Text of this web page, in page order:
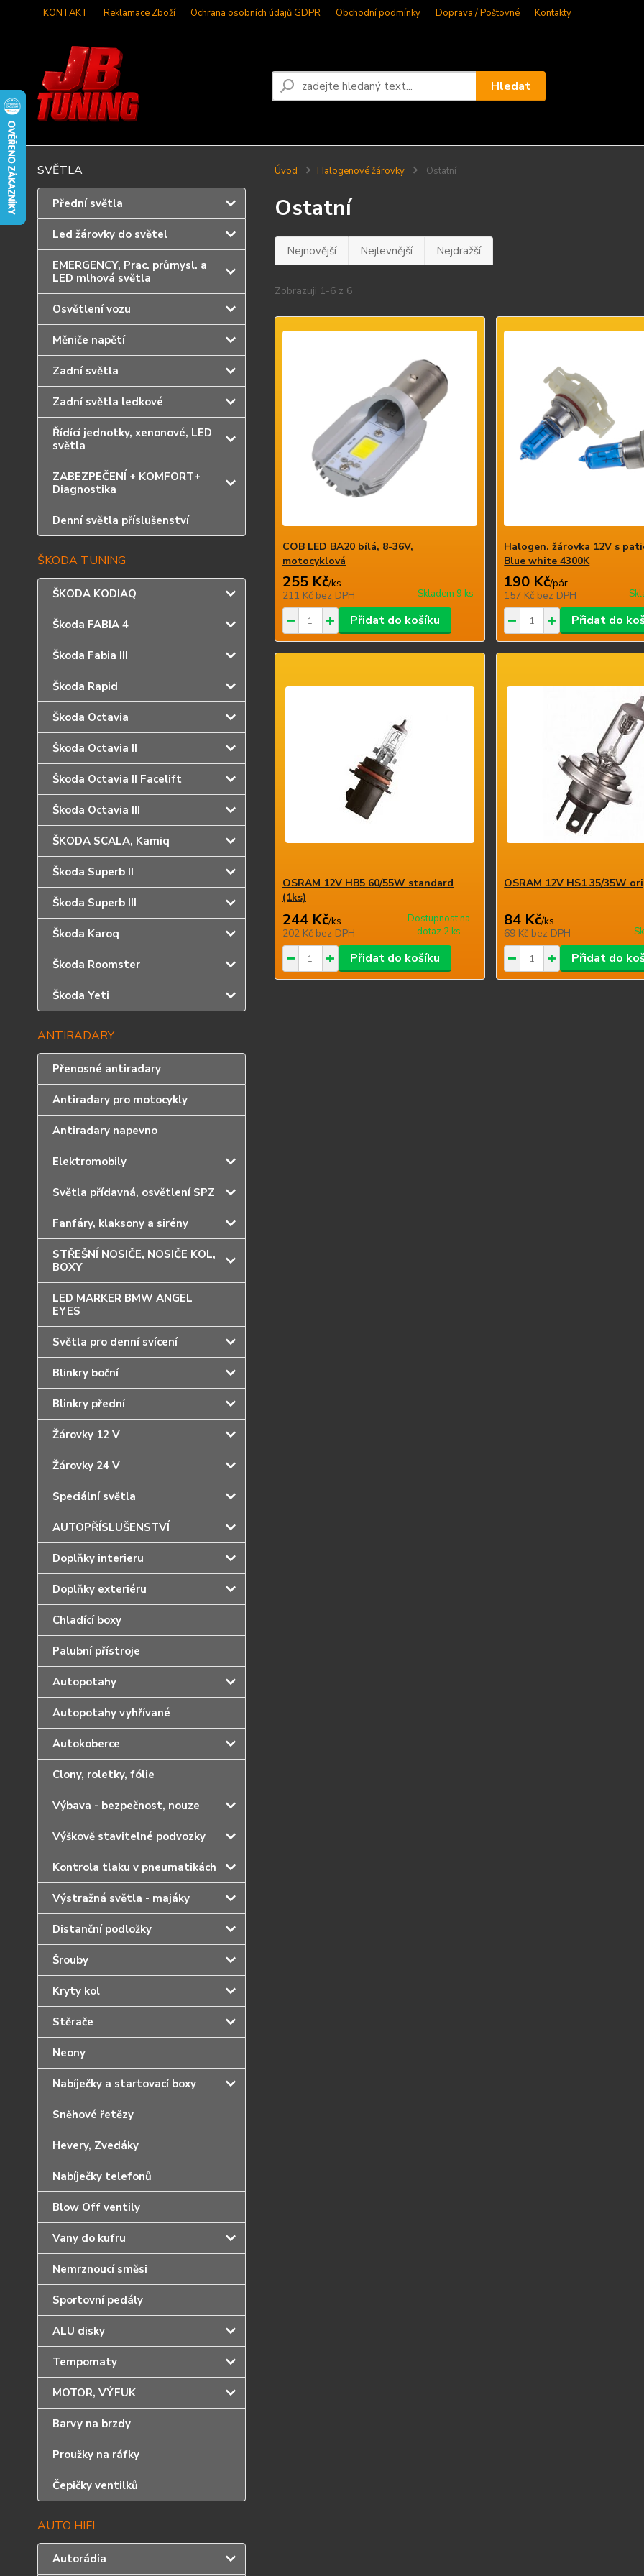
KONTAKT Reklamace Zboží Ochrana osobních údajů GDPR Obchodní podmínky Doprava / Poštovné Kontakty
Hledat
SVĚTLA
Přední světla
Led žárovky do světel
EMERGENCY, Prac. průmysl. a
LED mlhová světla
Osvětlení vozu
Měniče napětí
Zadní světla
Zadní světla ledkové
Řídící jednotky, xenonové, LED
světla
ZABEZPEČENÍ + KOMFORT+
Diagnostika
Denní světla příslušenství
ŠKODA TUNING
ŠKODA KODIAQ
Škoda FABIA 4
Škoda Fabia III
Škoda Rapid
Škoda Octavia
Škoda Octavia II
Škoda Octavia II Facelift
Škoda Octavia III
ŠKODA SCALA, Kamiq
Škoda Superb II
Škoda Superb III
Škoda Karoq
Škoda Roomster
Škoda Yeti
ANTIRADARY
Přenosné antiradary
Antiradary pro motocykly
Antiradary napevno
Elektromobily
Světla přídavná, osvětlení SPZ
Fanfáry, klaksony a sirény
STŘEŠNÍ NOSIČE, NOSIČE KOL,
BOXY
LED MARKER BMW ANGEL
EYES
Světla pro denní svícení
Blinkry boční
Blinkry přední
Žárovky 12 V
Žárovky 24 V
Speciální světla
AUTOPŘÍSLUŠENSTVÍ
Doplňky interieru
Doplňky exteriéru
Chladící boxy
Palubní přístroje
Autopotahy
Autopotahy vyhřívané
Autokoberce
Clony, roletky, fólie
Výbava - bezpečnost, nouze
Výškově stavitelné podvozky
Kontrola tlaku v pneumatikách
Výstražná světla - majáky
Distanční podložky
Šrouby
Kryty kol
Stěrače
Neony
Nabíječky a startovací boxy
Sněhové řetězy
Hevery, Zvedáky
Nabíječky telefonů
Blow Off ventily
Vany do kufru
Nemrznoucí směsi
Sportovní pedály
ALU disky
Tempomaty
MOTOR, VÝFUK
Barvy na brzdy
Proužky na ráfky
Čepičky ventilků
AUTO HIFI
Autorádia
Úvod Halogenové žárovky Ostatní
Ostatní
Nejnovější Nejlevnější Nejdražší
Zobrazuji 1-6 z 6
COB LED BA20 bílá, 8-36V,
motocyklová
255 Kč/ks
211 Kč bez DPH Skladem 9 ks
Přidat do košíku
Halogen. žárovka 12V s
Blue white 4300K
190 Kč/pár
157 Kčbez DPH
Přidat do
OSRAM 12V HB5 60/55W standard
(1ks)
244 Kč/ks
202 Kč bez DPH
Dostupnost na
dotaz 2 ks
Přidat do košíku
OSRAM 12V HS1 35/35W
84 Kč/ks
69 Kčbez DPH
Přidat do